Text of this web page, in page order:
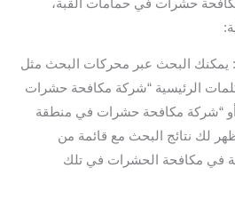
حشرات في حمامات القبة،
يمكنك البحث عبر محركات البحث مثل
الرئيسية “شركة مكافحة حشرات
“شركة مكافحة حشرات في منطقة
لك نتائج البحث مع قائمة من
في مكافحة الحشرات في تلك